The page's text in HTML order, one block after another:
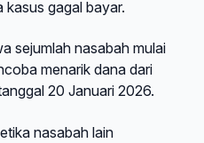
kasus gagal bayar.
sejumlah nasabah mulai
menarik dana dari
20 Januari 2026.
nasabah lain